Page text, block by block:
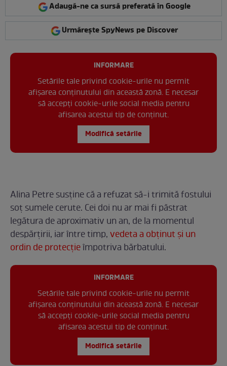
Adaugă-ne ca sursă preferată în Google
Urmărește SpyNews pe Discover
INFORMARE
Setările tale privind cookie-urile nu permit
afișarea conținutului din această zonă. E necesar
să accepți cookie-urile social media pentru
afisarea acestui tip de conținut.
Modifică setările
Alina Petre susține că a refuzat să-i trimită fostului
soț sumele cerute. Cei doi nu ar mai fi păstrat
legătura de aproximativ un an, de la momentul
despărțirii, iar între timp,vedeta a obținut și un
ordin de protecțieîmpotriva bărbatului.
INFORMARE
Setările tale privind cookie-urile nu permit
afișarea conținutului din această zonă. E necesar
să accepți cookie-urile social media pentru
afisarea acestui tip de conținut.
Modifică setările